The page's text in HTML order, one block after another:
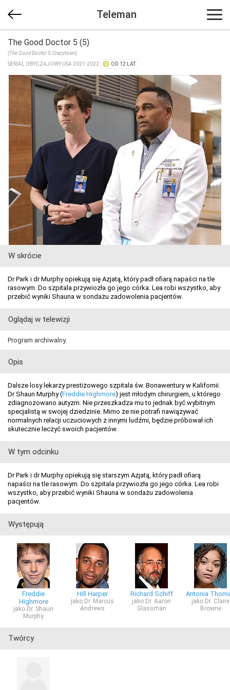
Teleman
The Good Doctor 5 (5)
(The Good Doctor 5: Crazytown)
SERIAL OBYCZAJOWY USA 2021-2022
OD 12 LAT
W skrócie
Dr Park i dr Murphy opiekują się Azjatą, który padł ofiarą napaści na tle
rasowym. Do szpitala przywiozła go jego córka. Lea robi wszystko, aby
przebić wyniki Shauna w sondażu zadowolenia pacjentów.
Oglądaj w telewizji
Program archiwalny.
Opis
Dalsze losy lekarzy prestiżowego szpitala św. Bonawentury w Kalifornii.
Dr Shaun Murphy (Freddie Highmore) jest młodym chirurgiem, u którego
zdiagnozowano autyzm. Nie przeszkadza mu to jednak być wybitnym
specjalistą w swojej dziedzinie. Mimo że nie potrafi nawiązywać
normalnych relacji uczuciowych z innymi ludźmi, będzie próbował ich
skutecznie leczyć swoich pacjentów.
W tym odcinku
Dr Park i dr Murphy opiekują się starszym Azjatą, który padł ofiarą
napaści na tle rasowym. Do szpitala przywiozła go jego córka. Lea robi
wszystko, aby przebić wyniki Shauna w sondażu zadowolenia
pacjentów.
Występują
Freddie
Highmore
jako Dr. Shaun
Murphy
Hill Harper
jako Dr. Marcus
Andrews
Richard Schiff
jako Dr. Aaron
Glassman
Antonia
jako Dr. Claire
Browne
Twórcy